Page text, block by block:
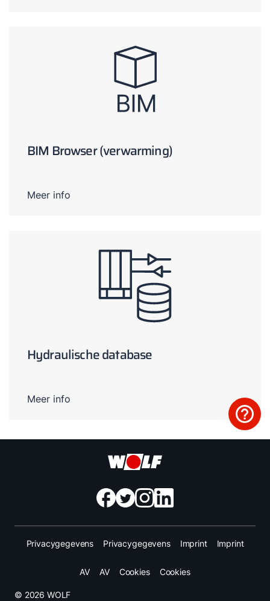
BIM Browser (verwarming)
Meer info
Hydraulische database
Meer info
© 2026 WOLF
Privacygegevens Privacygegevens Imprint Imprint
AV AV Cookies Cookies